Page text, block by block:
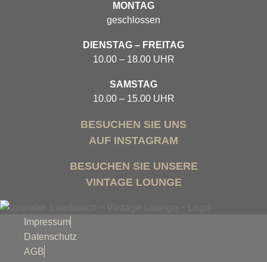
MONTAG
geschlossen
DIENSTAG – FREITAG
10.00 – 18.00 UHR
SAMSTAG
10.00 – 15.00 UHR
BESUCHEN SIE UNS
AUF INSTAGRAM
BESUCHEN SIE UNSERE
VINTAGE LOUNGE
Impressum
Datenschutz
AGB